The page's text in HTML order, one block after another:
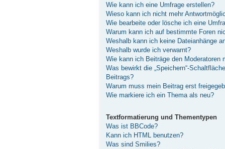
Wie kann ich eine Umfrage erstellen?
Wieso kann ich nicht mehr
Wie bearbeite oder lösche ich eine
Warum kann ich auf bestimmte Foren
Weshalb kann ich keine Dateianhänge
Weshalb wurde ich verwarnt?
Wie kann ich Beiträge den Moderatoren
Was bewirkt die „Speichern“-
Beitrags?
Warum muss mein Beitrag erst
Wie markiere ich ein Thema als neu?
Textformatierung und Thementypen
Was ist BBCode?
Kann ich HTML benutzen?
Was sind Smilies?